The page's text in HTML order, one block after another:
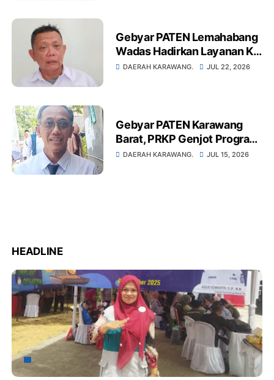
Gebyar PATEN Lemahabang
Wadas Hadirkan Layanan KB
Gratis, DPPKB Genjot
DAERAH KARAWANG. JUL 22, 2026
Gebyar PATEN Karawang
Barat, PRKP Genjot Program
2.500 Rutilahu demi
DAERAH KARAWANG. JUL 15, 2026
HEADLINE